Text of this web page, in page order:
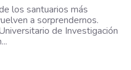
los santuarios más
a sorprendernos.
de Investigación